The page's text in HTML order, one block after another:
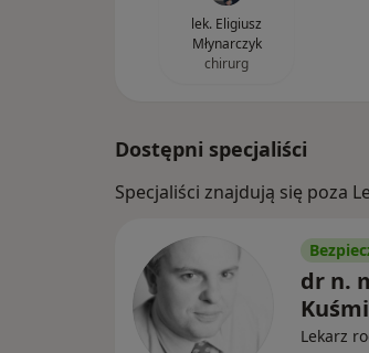
lek. Eligiusz
Młynarczyk
chirurg
Dostępni specjaliści
Specjaliści znajdują się poza
dr n.
Lekarz